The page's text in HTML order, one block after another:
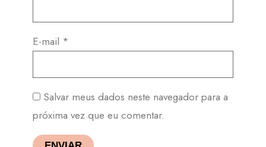
E-mail *
Salvar meus dados neste navegador para a
próxima vez que eu comentar.